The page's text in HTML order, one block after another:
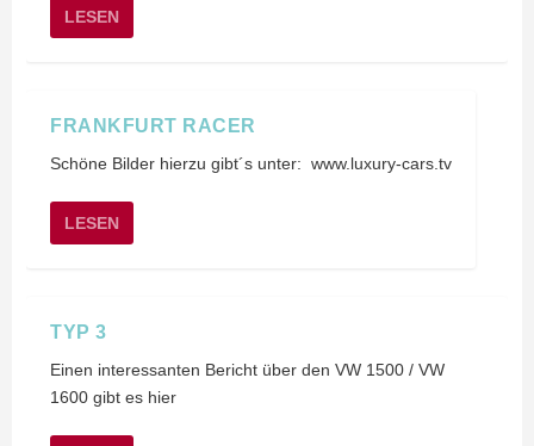
LESEN
FRANKFURT RACER
Schöne Bilder hierzu gibt´s unter: www.luxury-cars.tv
LESEN
TYP 3
Einen interessanten Bericht über den VW 1500 / VW
1600 gibt es hier